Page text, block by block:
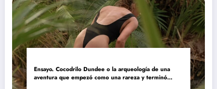
Ensayo. Cocodrilo Dundee o la arqueología de una
aventura que empezó como una rareza y terminó